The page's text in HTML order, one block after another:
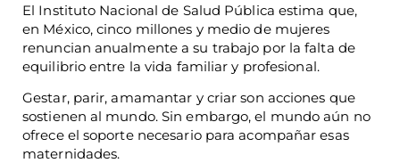
El Instituto Nacional de Salud Pública estima que,
en México, cinco millones y medio de mujeres
renuncian anualmente a su trabajo por la falta de
equilibrio entre la vida familiar y profesional.
Gestar, parir, amamantar y criar son acciones que
sostienen al mundo. Sin embargo, el mundo aún no
ofrece el soporte necesario para acompañar esas
maternidades.